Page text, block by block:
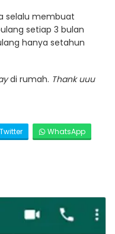
selalu membuat
setiap 3 bulan
hanya setahun
di rumah. Thank uuu
Twitter WhatsApp